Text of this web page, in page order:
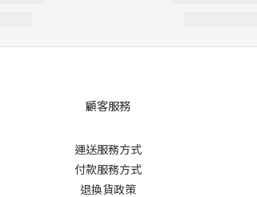
顧客服務
運送服務方式
付款服務方式
退換貨政策